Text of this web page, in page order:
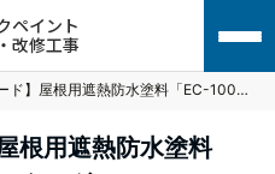
ペイント
改修工事
【資料ダウンロード】屋根用遮熱防水塗料「EC-100PCM」製品カタログ
根用遮熱防水塗料